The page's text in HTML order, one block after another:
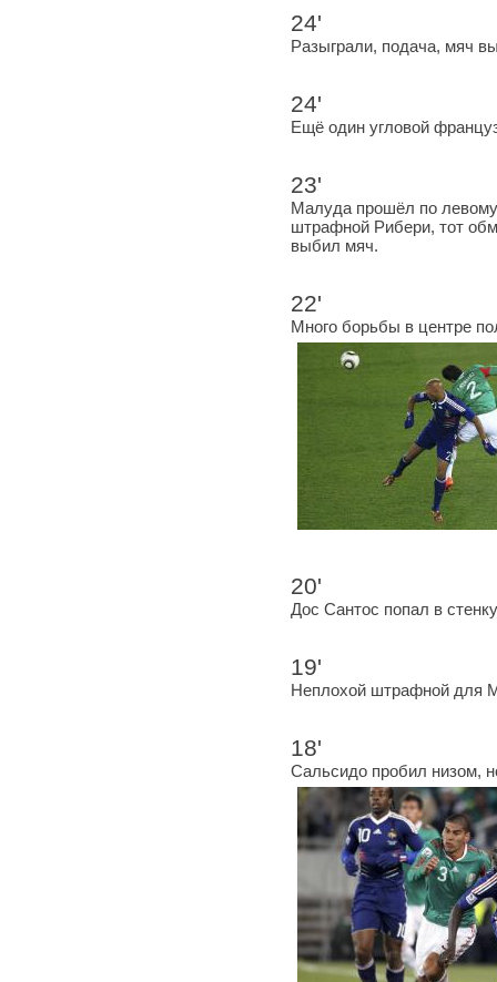
24'
Разыграли, подача, мяч
24'
Ещё один угловой
23'
Малуда прошёл по
штрафной Рибери, тот
выбил мяч.
22'
Много борьбы в центре
20'
Дос Сантос попал в
19'
Неплохой штрафной для
18'
Сальсидо пробил низом,